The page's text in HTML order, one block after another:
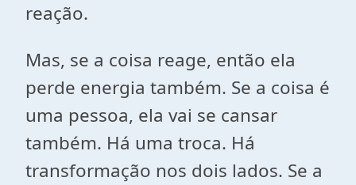
reação.
Mas, se a coisa reage, então ela
perde energia também. Se a coisa é
uma pessoa, ela vai se cansar
também. Há uma troca. Há
transformação nos dois lados. Se a